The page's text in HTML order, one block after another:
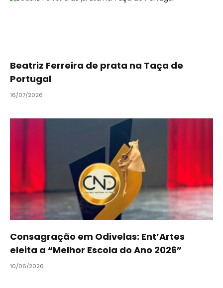
Beatriz Ferreira de prata na Taça de
Portugal
16/07/2026
Consagração em Odivelas: Ent’Artes
eleita a “Melhor Escola do Ano 2026”
10/06/2026